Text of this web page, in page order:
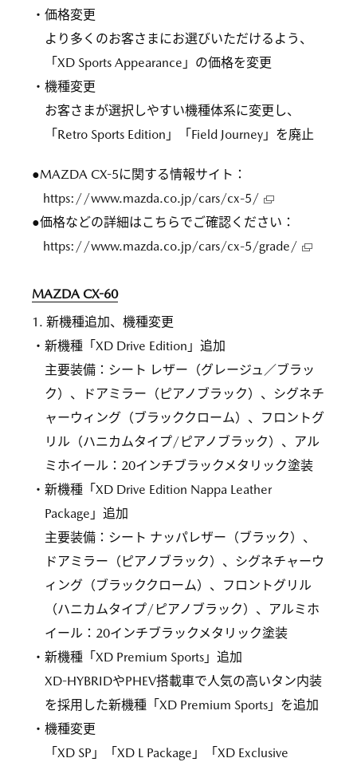
・価格変更
より多くのお客さまにお選びいただけるよう、
「XD Sports Appearance」の価格を変更
・機種変更
お客さまが選択しやすい機種体系に変更し、
「Retro Sports Edition」「Field Journey」を廃止
●MAZDA CX-5に関する情報サイト：
https://www.mazda.co.jp/cars/cx-5/
●価格などの詳細はこちらでご確認ください：
https://www.mazda.co.jp/cars/cx-5/grade/
MAZDA CX-60
1. 新機種追加、機種変更
・新機種「XD Drive Edition」追加
主要装備：シート レザー（グレージュ／ブラッ
ク）、ドアミラー（ピアノブラック）、シグネチ
ャーウィング（ブラッククローム）、フロントグ
リル（ハニカムタイプ/ピアノブラック）、アル
ミホイール：20インチブラックメタリック塗装
・新機種「XD Drive Edition Nappa Leather
Package」追加
主要装備：シート ナッパレザー（ブラック）、
ドアミラー（ピアノブラック）、シグネチャーウ
ィング（ブラッククローム）、フロントグリル
（ハニカムタイプ/ピアノブラック）、アルミホ
イール：20インチブラックメタリック塗装
・新機種「XD Premium Sports」追加
XD-HYBRIDやPHEV搭載車で人気の高いタン内装
を採用した新機種「XD Premium Sports」を追加
・機種変更
「XD SP」「XD L Package」「XD Exclusive